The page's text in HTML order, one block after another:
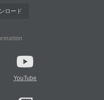
ロード
YouTube